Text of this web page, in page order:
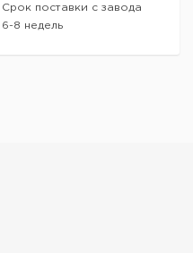
Срок поставки с завода
6-8 недель